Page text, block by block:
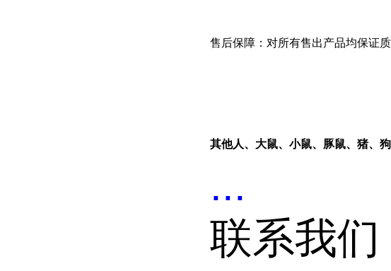
售后保障：对所有售出产品均保证
其他人、大鼠、小鼠、豚鼠、猪、
...
联系我们